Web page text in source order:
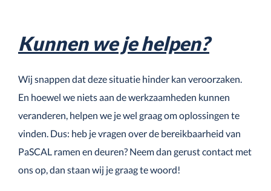
Kunnen we je helpen?
Wij snappen dat deze situatie hinder kan veroorzaken.
En hoewel we niets aan de werkzaamheden kunnen
veranderen, helpen we je wel graag om oplossingen te
vinden. Dus: heb je vragen over de bereikbaarheid van
PaSCAL ramen en deuren? Neem dan gerust contact met
ons op, dan staan wij je graag te woord!